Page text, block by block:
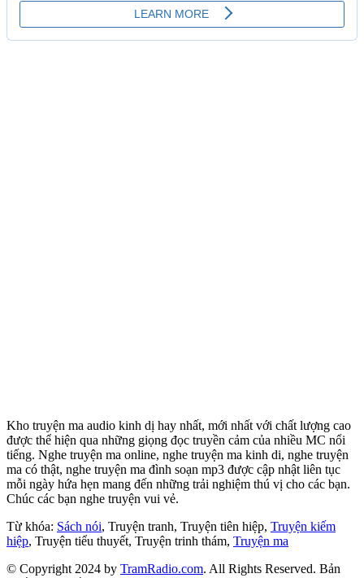
Kho truyện ma audio kinh dị hay nhất, mới nhất với chất lượng cao
được thể hiện qua những giọng đọc truyền cảm của nhiều MC nổi
tiếng. Nghe truyện ma online, nghe truyện ma kinh di, nghe truyện
ma có thật, nghe truyện ma đình soạn mp3 được cập nhật liên tục
mỗi ngày hứa hẹn mang đến những trải nghiệm thú vị cho các bạn.
Chúc các bạn nghe truyện vui vẻ.
Từ khóa: Sách nói, Truyện tranh, Truyện tiên hiệp, Truyện kiếm
hiệp, Truyện tiểu thuyết, Truyện trinh thám, Truyện ma
© Copyright 2024 by TramRadio.com. All Rights Reserved. Bản